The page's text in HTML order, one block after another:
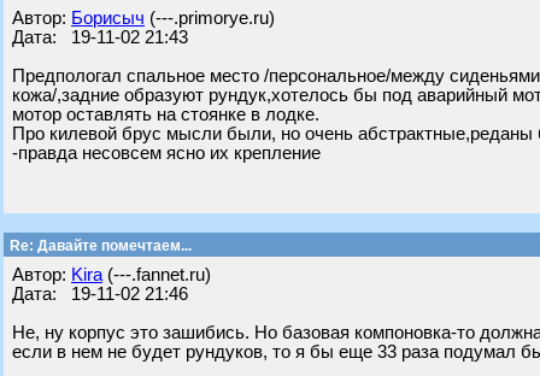
Автор: Борисыч (---.primorye.ru)
Дата: 19-11-02 21:43
Предпологал спальное место /персональное/между
кожа/,задние образуют рундук,хотелось бы под аварийный
мотор оставлять на стоянке в лодке.
Про килевой брус мысли были, но очень
-правда несовсем ясно их крепление
Re: Давайте помечтаем...
Автор: Kira (---.fannet.ru)
Дата: 19-11-02 21:46
Не, ну корпус это зашибись. Но базовая компоновка-то
если в нем не будет рундуков, то я бы еще 33 раза подумал